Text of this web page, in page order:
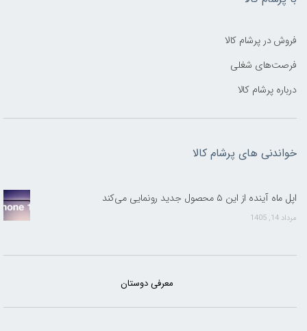
فروش در پرشام کالا
فرصت‌های شغلی
درباره پرشام کالا
خواندنی های پرشام کالا
اپل ماه آینده از این ۵ محصول جدید رونمایی می‌کند
مرداد 14, 1405
معرفی دوستان